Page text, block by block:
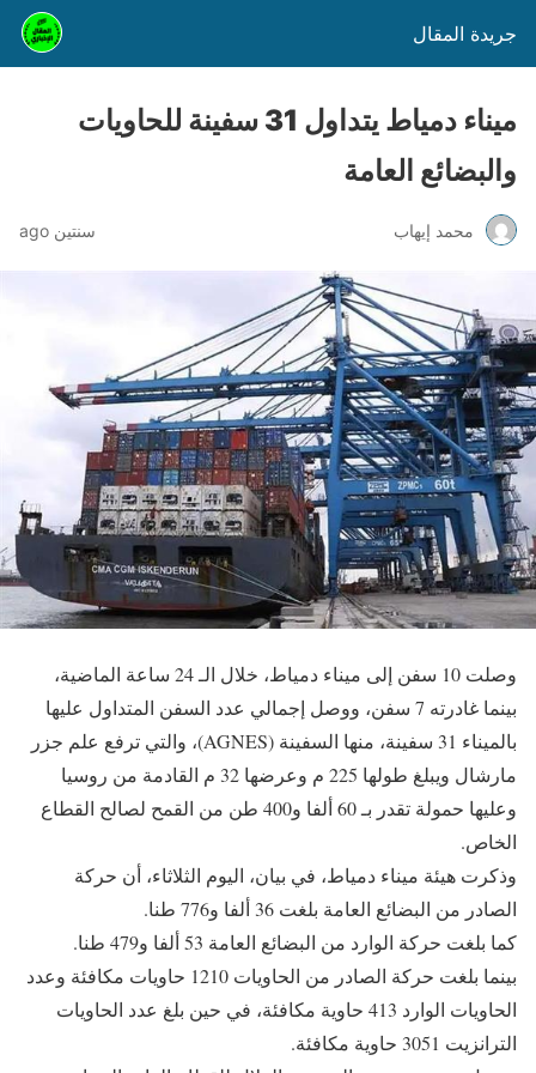
جريدة المقال
ميناء دمياط يتداول 31 سفينة للحاويات
والبضائع العامة
محمد إيهاب سنتين ago
وصلت 10 سفن إلى ميناء دمياط، خلال الـ 24 ساعة الماضية،
بينما غادرته 7 سفن، ووصل إجمالي عدد السفن المتداول عليها
بالميناء 31 سفينة، منها السفينة (AGNES)، والتي ترفع علم جزر
مارشال ويبلغ طولها 225 م وعرضها 32 م القادمة من روسيا
وعليها حمولة تقدر بـ 60 ألفا و400 طن من القمح لصالح القطاع
الخاص.
وذكرت هيئة ميناء دمياط، في بيان، اليوم الثلاثاء، أن حركة
الصادر من البضائع العامة بلغت 36 ألفا و776 طنا.
كما بلغت حركة الوارد من البضائع العامة 53 ألفا و479 طنا.
بينما بلغت حركة الصادر من الحاويات 1210 حاويات مكافئة وعدد
الحاويات الوارد 413 حاوية مكافئة، في حين بلغ عدد الحاويات
الترانزيت 3051 حاوية مكافئة.